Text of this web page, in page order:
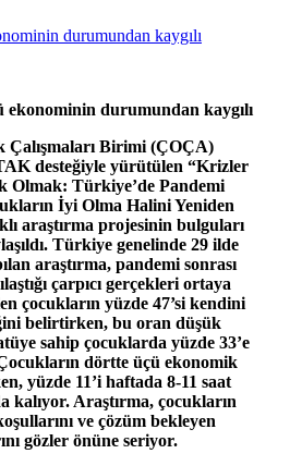
ekonominin durumundan kaygılı
Birimi (ÇOÇA)
desteğiyle yürütülen “Krizler
Olmak: Türkiye’de Pandemi
İyi Olma Halini Yeniden
araştırma projesinin bulguları
Türkiye genelinde 29 ilde
araştırma, pandemi sonrası
çarpıcı gerçekleri ortaya
çocukların yüzde 47’si kendini
belirtirken, bu oran düşük
sahip çocuklarda yüzde 33’e
dörtte üçü ekonomik
yüzde 11’i haftada 8-11 saat
kalıyor. Araştırma, çocukların
ve çözüm bekleyen
gözler önüne seriyor.